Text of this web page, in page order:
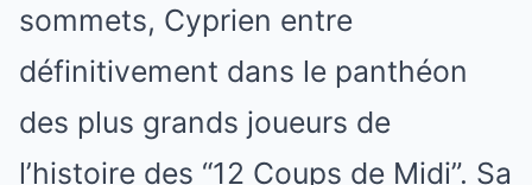
sommets, Cyprien entre
définitivement dans le panthéon
des plus grands joueurs de
l’histoire des “12 Coups de Midi”. Sa